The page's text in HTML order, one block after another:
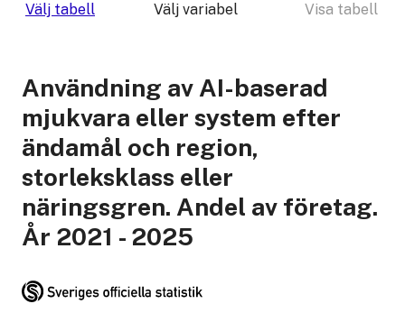
Välj tabell Välj variabel Visa tabell
Användning av AI-baserad
mjukvara eller system efter
ändamål och region,
storleksklass eller
näringsgren. Andel av företag.
År 2021 - 2025